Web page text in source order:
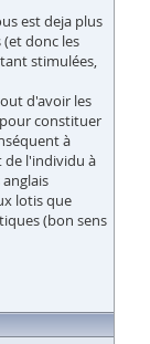
est deja plus
(et donc les
stimulées,
d'avoir les
constituer
à
de l'individu à
lotis que
(bon sens